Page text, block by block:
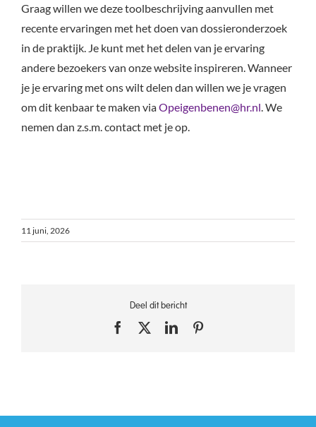
Graag willen we deze toolbeschrijving aanvullen met
recente ervaringen met het doen van dossieronderzoek
in de praktijk. Je kunt met het delen van je ervaring
andere bezoekers van onze website inspireren. Wanneer
je je ervaring met ons wilt delen dan willen we je vragen
om dit kenbaar te maken viaOpeigenbenen@hr.nl. We
nemen dan z.s.m. contact met je op.
11 juni, 2026
Deel dit bericht
Facebook LinkedIn